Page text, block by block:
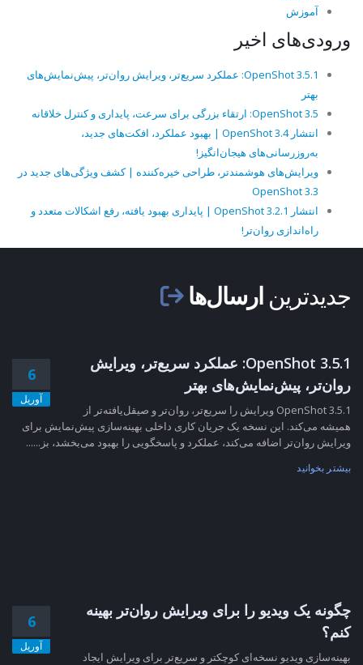
آموزش
ورودی‌های اخیر
OpenShot 3.5.1: عملکرد سریع‌تر، ویرایش روان‌تر، پیش‌نمایش‌های
بهتر
OpenShot 3.5: ارتقاء بزرگی برای سرعت، پایداری و کنترل خلاقانه
انتشار OpenShot 3.4 | بهبود عملکرد، افکت‌های جدید،
به‌روزرسانی‌های هیجان‌انگیز!
ویرایش‌های هوشمندتر، طراحی خیره‌کننده | کشف ویژگی‌های جدید در
OpenShot 3.3
انتشار OpenShot 3.2.1 | پایداری بهبود یافته، رفع اشکالات متعدد و
راه‌اندازی روان‌تر!
جدیدترین ارسال‌ها
6
آوریل
OpenShot 3.5.1: عملکرد سریع‌تر، ویرایش
روان‌تر، پیش‌نمایش‌های بهتر
OpenShot 3.5.1 ویرایش را سریع‌تر، روان‌تر و صیقل‌یافته‌تر از
همیشه می‌کند. این نسخه یک جریان کاری داخلی بهینه‌سازی پیش‌نمایش برای
ویرایش روان‌تر اضافه می‌کند، عملکرد و پاسخگویی را بهبود می‌بخشد، بز......
بیشتر بخوانید
6
آوریل
چگونه یک ویدیو را برای ویرایش روان‌تر بهینه
کنم؟
بهینه‌سازی ویدیو نسخه‌ای کوچکتر و سریع‌تر برای ویرایش ایجاد